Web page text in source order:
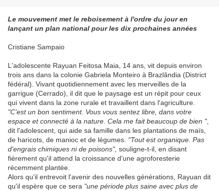
Le mouvement met le reboisement à l'ordre du jour en
lançant un plan national pour les dix prochaines années
Cristiane Sampaio
L'adolescente Rayuan Feitosa Maia, 14 ans, vit depuis environ
trois ans dans la colonie Gabriela Monteiro à Brazlândia (District
fédéral). Vivant quotidiennement avec les merveilles de la
garrigue (Cerrado), il dit que le paysage est un répit pour ceux
qui vivent dans la zone rurale et travaillent dans l'agriculture.
"C'est un bon sentiment. Vous vous sentez libre, dans votre
espace et connecté à la nature. Cela me fait beaucoup de bien ",
dit l'adolescent, qui aide sa famille dans les plantations de maïs,
de haricots, de manioc et de légumes. "Tout est organique. Pas
d'engrais chimiques ni de poisons", souligne-t-il, en disant
fièrement qu'il attend la croissance d'une agroforesterie
récemment plantée.
Alors qu'il entrevoit l'avenir des nouvelles générations, Rayuan dit
qu'il espère que ce sera "une période plus saine avec plus de